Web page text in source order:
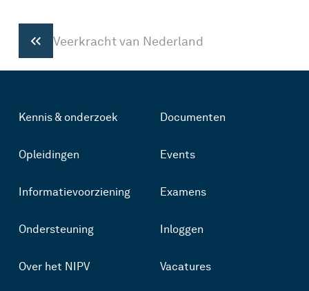
Veerkracht van Nederland
Kennis & onderzoek
Opleidingen
Informatievoorziening
Ondersteuning
Over het NIPV
Documenten
Events
Examens
Inloggen
Vacatures